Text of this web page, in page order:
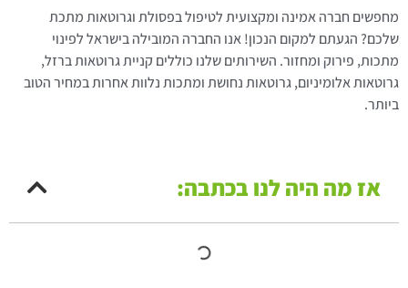
מחפשים חברה אמינה ומקצועית לטיפול בפסולת וגרוטאות מתכת
שלכם? הגעתם למקום הנכון! אנו החברה המובילה בישראל לפינוי
מתכות, פירוק ומחזור. השירותים שלנו כוללים קניית גרוטאות ברזל,
גרוטאות אלומיניום, גרוטאות נחושת ומתכות נלוות אחרות במחיר הטוב
ביותר.
אז מה היה לנו בכתבה: